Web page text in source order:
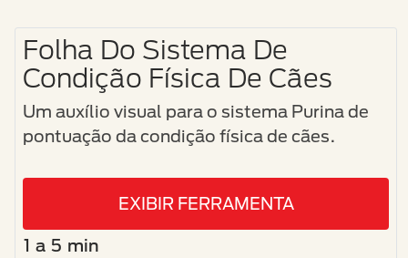
Folha Do Sistema De
Condição Física De Cães
Um auxílio visual para o sistema Purina de
pontuação da condição física de cães.
EXIBIR FERRAMENTA
1 a 5 min